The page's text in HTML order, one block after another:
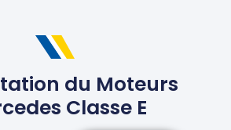
du Moteurs
Classe E